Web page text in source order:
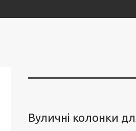
Вуличні колонки